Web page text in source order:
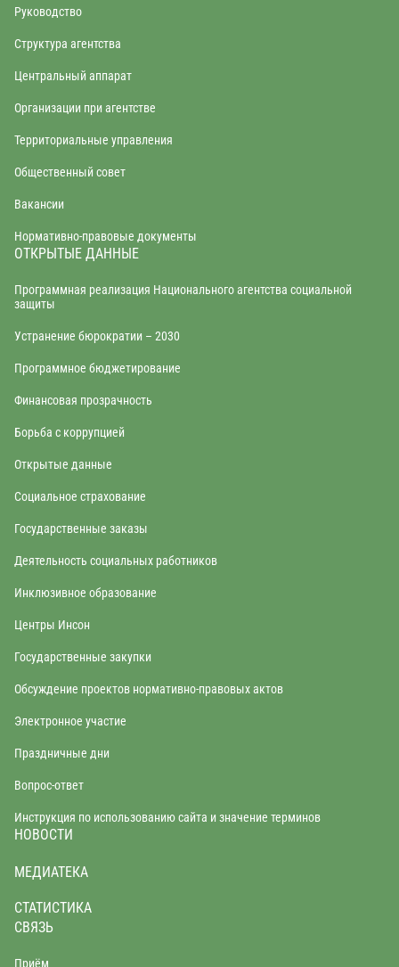
Руководство
Структура агентства
Центральный аппарат
Организации при агентстве
Территориальные управления
Общественный совет
Вакансии
Нормативно-правовые документы
ОТКРЫТЫЕ ДАННЫЕ
Программная реализация Национального агентства социальной
защиты
Устранение бюрократии – 2030
Программное бюджетирование
Финансовая прозрачность
Борьба с коррупцией
Открытые данные
Социальное страхование
Государственные заказы
Деятельность социальных работников
Инклюзивное образование
Центры Инсон
Государственные закупки
Обсуждение проектов нормативно-правовых актов
Электронное участие
Праздничные дни
Вопрос-ответ
Инструкция по использованию сайта и значение терминов
НОВОСТИ
МЕДИАТЕКА
СТАТИСТИКА
СВЯЗЬ
Приём